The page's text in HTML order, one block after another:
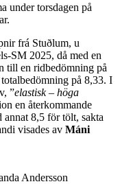
under torsdagen på
frá Stuðlum, u
SM 2025, då med en
till en ridbedömning på
på 8,33. I
”elastisk – höga
en återkommande
8,5 för tölt, sakta
visades av Máni
Andersson